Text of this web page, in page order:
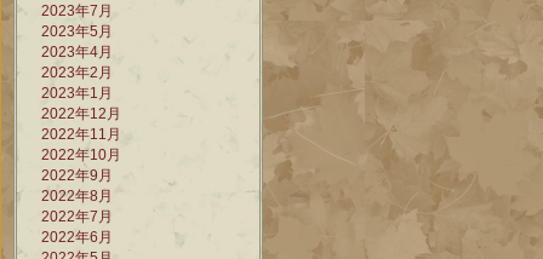
2023年7月
2023年5月
2023年4月
2023年2月
2023年1月
2022年12月
2022年11月
2022年10月
2022年9月
2022年8月
2022年7月
2022年6月